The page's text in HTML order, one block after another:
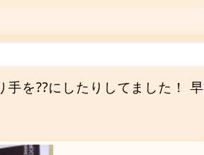
を??にしたりしてました！ 早